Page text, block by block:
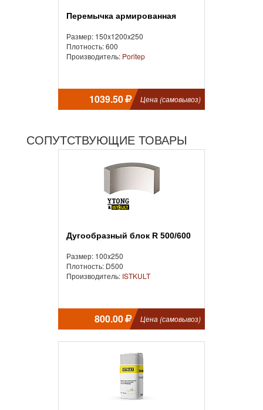
Перемычка армированная
Размер: 150x1200x250
Плотность: 600
Производитель: Poritep
1039.50 Цена (самовывоз)
СОПУТСТВУЮЩИЕ ТОВАРЫ
Дугообразный блок R 500/600
Размер: 100x250
Плотность: D500
Производитель: ISTKULT
800.00 Цена (самовывоз)